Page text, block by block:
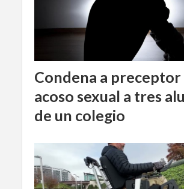
Condena a
acoso sexual a tres
de un colegio